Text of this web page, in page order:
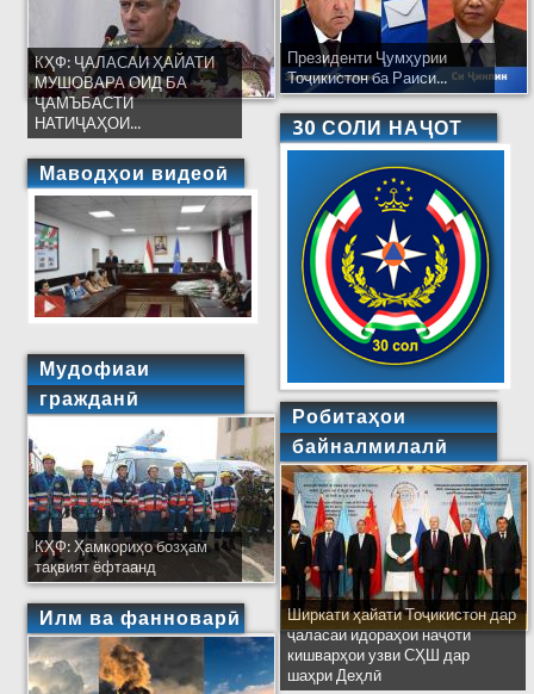
КҲФ: ҶАЛАСАИ ҲАЙАТИ
МУШОВАРА ОИД БА
ҶАМЪБАСТИ
НАТИҶАҲОИ...
Маводҳои видеоӣ
Мудофиаи
гражданӣ
КҲФ: Ҳамкориҳо бозҳам
тақвият ёфтаанд
Илм ва фанноварӣ
Президенти Ҷумҳурии
Тоҷикистон ба Раиси...
30 СОЛИ НАҶОТ
Робитаҳои
байналмилалӣ
Ширкати ҳайати Тоҷикистон дар
ҷаласаи идораҳои наҷоти
кишварҳои узви СҲШ дар
шаҳри Деҳлӣ